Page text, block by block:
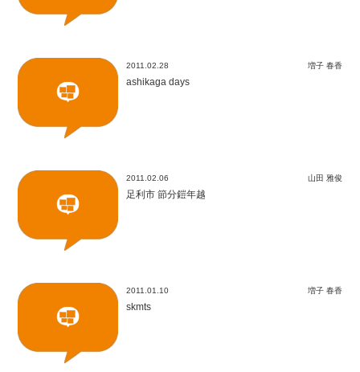
2011.02.28
ashikaga days
増子 春香
2011.02.06
足利市 節分鎧年越
山田 雅俊
2011.01.10
skmts
増子 春香